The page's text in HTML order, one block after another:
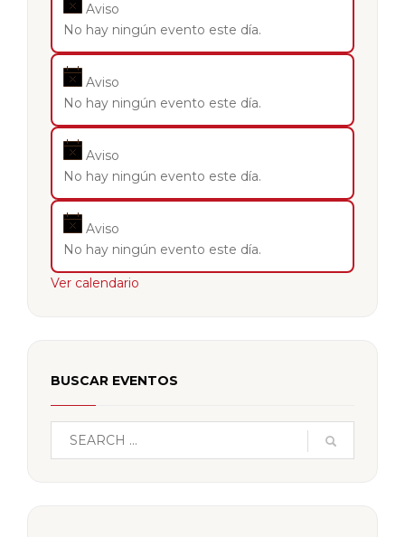
Aviso
No hay ningún evento este día.
Aviso
No hay ningún evento este día.
Aviso
No hay ningún evento este día.
Aviso
No hay ningún evento este día.
Ver calendario
BUSCAR EVENTOS